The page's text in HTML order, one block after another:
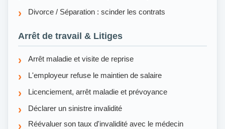
Divorce / Séparation : scinder les contrats
Arrêt de travail & Litiges
Arrêt maladie et visite de reprise
L'employeur refuse le maintien de salaire
Licenciement, arrêt maladie et prévoyance
Déclarer un sinistre invalidité
Réévaluer son taux d'invalidité avec le médecin